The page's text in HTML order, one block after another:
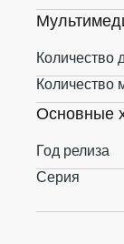
Количество
Количество
Основные
Год релиза
Серия